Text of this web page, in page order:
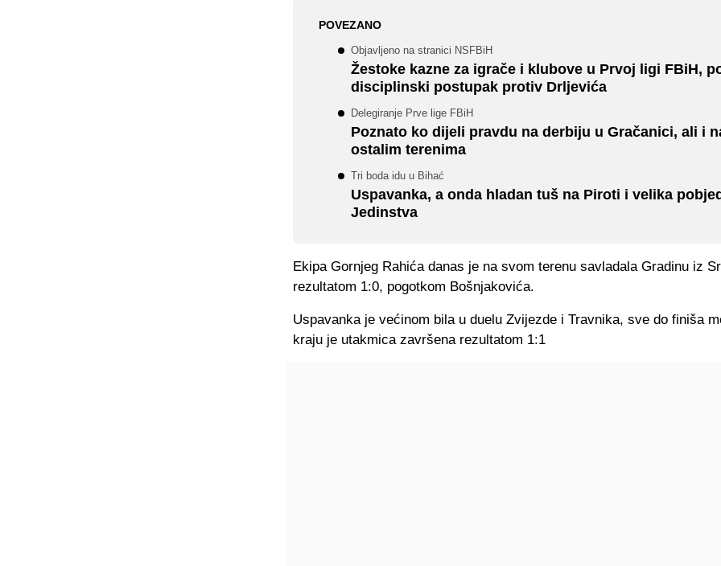
POVEZANO
Objavljeno na stranici NSFBiH
Žestoke kazne za igrače i klubove u Prvoj ligi FBiH,
disciplinski postupak protiv Drljevića
Delegiranje Prve lige FBiH
Poznato ko dijeli pravdu na derbiju u Gračanici, ali i
ostalim terenima
Tri boda idu u Bihać
Uspavanka, a onda hladan tuš na Piroti i velika
Jedinstva
Ekipa Gornjeg Rahića danas je na svom terenu savladala Gradinu iz
rezultatom 1:0, pogotkom Bošnjakovića.
Uspavanka je većinom bila u duelu Zvijezde i Travnika, sve do finiša
kraju je utakmica završena rezultatom 1:1